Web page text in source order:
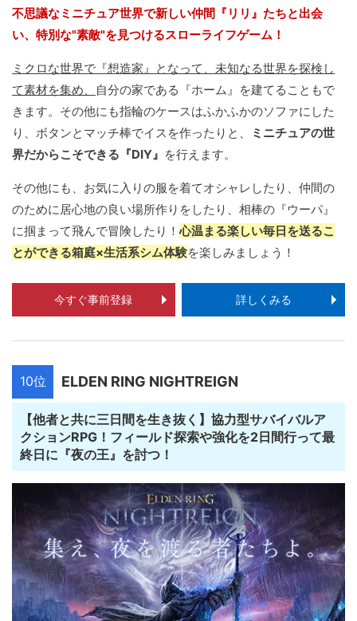
不思議なミニチュア世界で新しい仲間『リリ』たちと出会
い、特別な"素敵"を見つけるスローライフゲーム！
ミクロな世界で『想造家』となって、未知なる世界を探検し
て素材を集め、
自分の家である『ホーム』を建てることもで
きます。その他にも指輪のケースはふかふかのソファにした
り、ボタンとマッチ棒でイスを作ったりと、
ミニチュアの世
界だからこそできる『DIY』 を行えます。
その他にも、お気に入りの服を着てオシャレしたり、仲間の
のために居心地の良い場所作りをしたり、相棒の『ウーパ』
に掴まって飛んで冒険したり！心温まる楽しい毎日を送るこ
とができる箱庭×生活系シム体験を楽しみましょう！
今すぐ事前登録 詳しくみる
10位 ELDEN RING NIGHTREIGN
【他者と共に三日間を生き抜く】協力型サバイバルア
クションRPG！フィールド探索や強化を2日間行って最
終日に『夜の王』を討つ！